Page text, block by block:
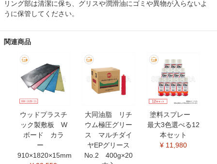
リング部は清潔に保ち、グリスや潤滑油にゴミや異物が入らないよ
うに保管してください。
関連商品
ウッドプラスチ
ック製敷板 W
ボード カラ
ー
910×1820×15mm
大同油脂 リチ
ウム極圧グリー
ス マルチダイ
ヤEPグリース
No.2 400g×20
塗料スプレー
最大3色選べる12
本セット
¥ 11,980